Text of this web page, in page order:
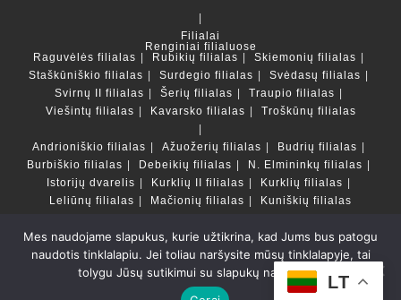
Filialai
Renginiai filialuose
Raguvėlės filialas
Rubikių filialas
Skiemonių filialas
Staškūniškio filialas
Surdegio filialas
Svėdasų filialas
Svirnų II filialas
Šerių filialas
Traupio filialas
Viešintų filialas
Kavarsko filialas Troškūnų filialas
Andrioniškio filialas Ažuožerių filialas
Budrių filialas
Burbiškio filialas
Debeikių filialas
N. Elmininkų filialas
Istorijų dvarelis
Kurklių II filialas
Kurklių filialas
Leliūnų filialas
Mačionių filialas Kuniškių filialas
Duomenų bazės ir katalogai
LT
Copyright © Anykščių rajono savivaldybės Liudvikos ir
Stanislovo Didžiulių viešoji biblioteka 2022 Powered by
LT
Mes naudojame slapukus, kurie užtikrina, kad Jums bus patogu
naudotis tinklalapiu. Jei toliau naršysite mūsų tinklalapyje, tai
tolygu Jūsų sutikimui su slapukų naudojimu.